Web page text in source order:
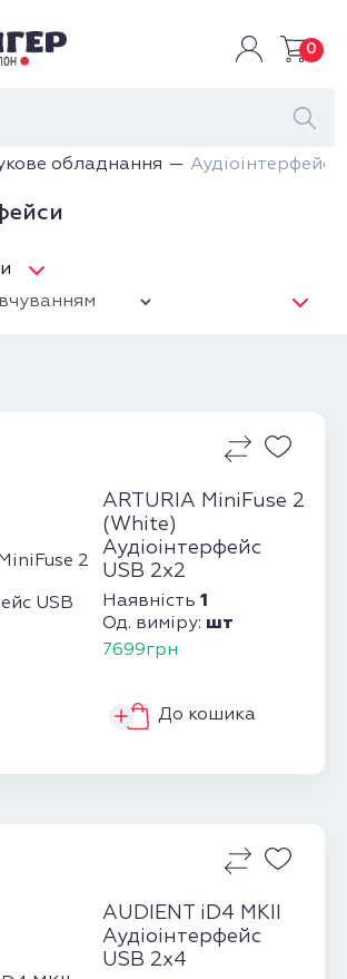
0
обладнання Аудіоінтерфейси
ARTURIA MiniFuse 2
(White)
Аудіоінтерфейс
USB 2х2
Наявність 1
Од. виміру: шт
7699грн
До кошика
AUDIENT iD4 MKII
Аудіоінтерфейс
USB 2х4